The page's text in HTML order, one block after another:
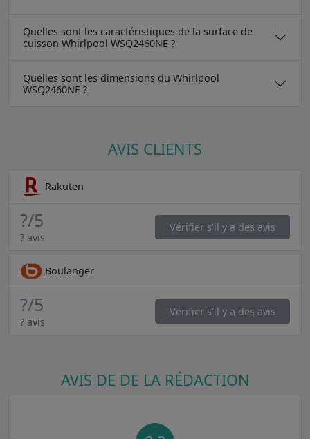
Quelles sont les caractéristiques de la surface de
cuisson Whirlpool WSQ2460NE ?
Quelles sont les dimensions du Whirlpool
WSQ2460NE ?
AVIS CLIENTS
Rakuten
?/5
? avis
Vérifier s'il y a des avis
Boulanger
?/5
? avis
Vérifier s'il y a des avis
AVIS DE DE LA RÉDACTION